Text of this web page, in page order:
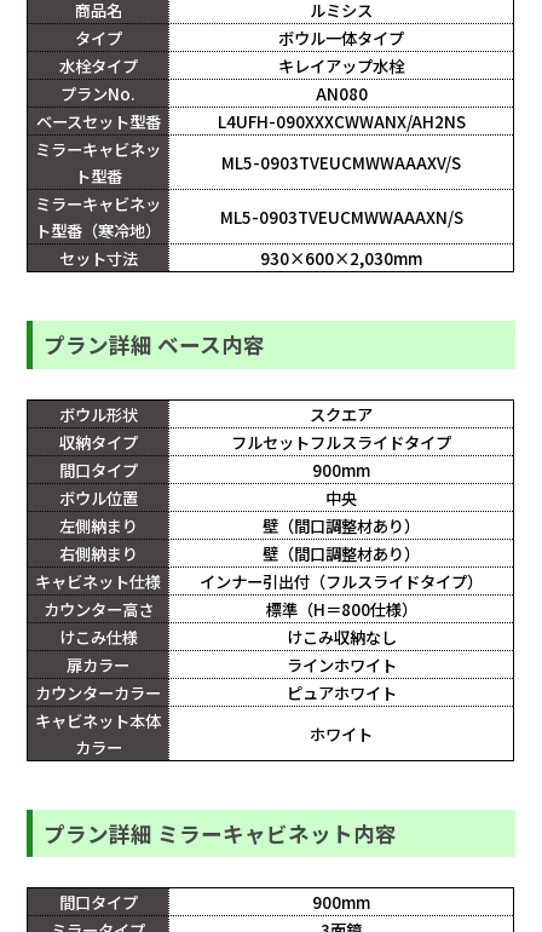
商品名
ルミシス
タイプ
ボウル一体タイプ
水栓タイプ
キレイアップ水栓
プランNo.
AN080
ベースセット型番
L4UFH-090XXXCWWANX/AH2NS
ミラーキャビネッ
ト型番
ML5-0903TVEUCMWWAAAXV/S
ミラーキャビネッ
ト型番（寒冷地）
ML5-0903TVEUCMWWAAAXN/S
セット寸法
930×600×2,030mm
プラン詳細 ベース内容
ボウル形状
スクエア
収納タイプ
フルセットフルスライドタイプ
間口タイプ
900mm
ボウル位置
中央
左側納まり
壁（間口調整材あり）
右側納まり
壁（間口調整材あり）
キャビネット仕様
インナー引出付（フルスライドタイプ）
カウンター高さ
標準（H＝800仕様）
けこみ仕様
けこみ収納なし
扉カラー
ラインホワイト
カウンターカラー
ピュアホワイト
キャビネット本体
カラー
ホワイト
プラン詳細 ミラーキャビネット内容
間口タイプ
900mm